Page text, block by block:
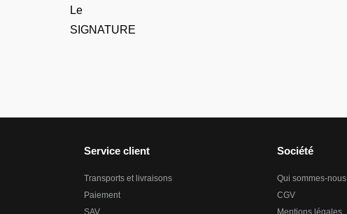
Le
SIGNATURE
Service client
Transports et livraisons
Paiement
SAV
Société
Qui sommes-nous
CGV
Mentions légales